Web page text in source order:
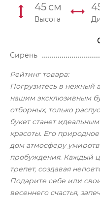
45 см
Высота
Сирень
Рейтинг товара:
Погрузитесь в нежный
нашим эксклюзивным
отборных, только
букет станет
красоты. Его
дом атмосферу
пробуждения. Каждый
трепет, создавая
Подарите себе или
весеннего счастья,